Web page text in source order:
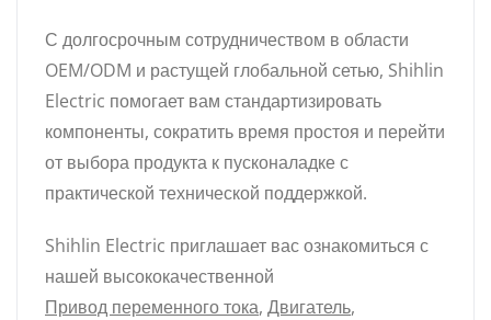
С долгосрочным сотрудничеством в области
OEM/ODM и растущей глобальной сетью, Shihlin
Electric помогает вам стандартизировать
компоненты, сократить время простоя и перейти
от выбора продукта к пусконаладке с
практической технической поддержкой.
Shihlin Electric приглашает вас ознакомиться с
нашей высококачественной
Привод переменного тока, Двигатель,